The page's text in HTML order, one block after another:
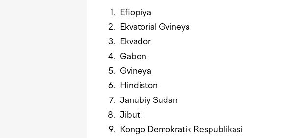
Efiopiya
Ekvatorial Gvineya
Ekvador
Gabon
Gvineya
Hindiston
Janubiy Sudan
Jibuti
Kongo Demokratik Respublikasi